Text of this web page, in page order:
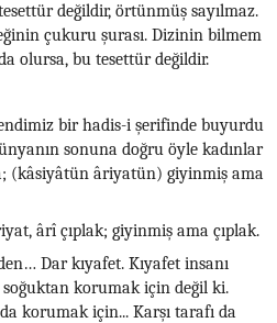
değildir, örtünmüş sayılmaz.
çukuru şurası. Dizinin bilmem
olursa, bu tesettür değildir.
bir hadis-i şerifinde buyurdu
sonuna doğru öyle kadınlar
(kâsiyâtün âriyatün) giyinmiş ama
ârî çıplak; giyinmiş ama çıplak.
Dar kıyafet. Kıyafet insanı
korumak için değil ki.
korumak için... Karşı tarafı da